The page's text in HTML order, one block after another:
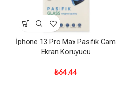
İphone 13 Pro Max Pasifik Cam
Ekran Koruyucu
₺64,44